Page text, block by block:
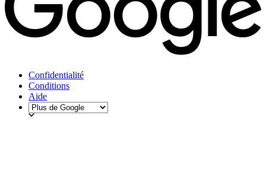
Confidentialité
Conditions
Aide